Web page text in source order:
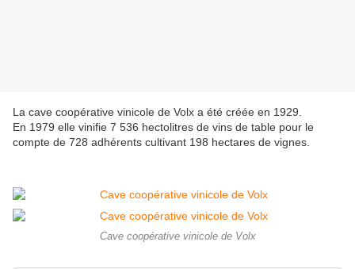
La cave coopérative vinicole de Volx a été créée en 1929.
En 1979 elle vinifie 7 536 hectolitres de vins de table pour le
compte de 728 adhérents cultivant 198 hectares de vignes.
Cave coopérative vinicole de Volx